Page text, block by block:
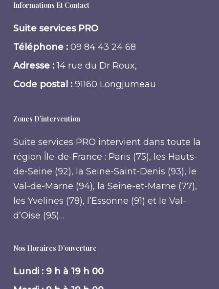
Informations Et Contact
Suite services PRO
Téléphone :09 84 43 24 68
Adresse :14 rue du Dr Roux,
Code postal : 91160 Longjumeau
Zones D’intervention
Suite services PRO intervient dans toute la
région Île-de-France : Paris (75), les Hauts-
de-Seine (92), la Seine-Saint-Denis (93), le
Val-de-Marne (94), la Seine-et-Marne (77),
les Yvelines (78), l’Essonne (91) et le Val-
d’Oise (95)…
Nos Horaires D’ouverture
Lundi : 9 h à 19 h 00